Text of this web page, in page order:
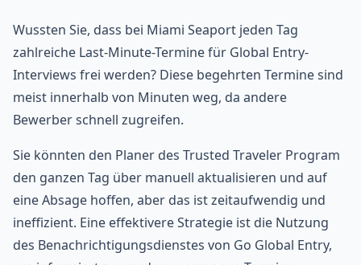
Wussten Sie, dass bei Miami Seaport jeden Tag
zahlreiche Last-Minute-Termine für Global Entry-
Interviews frei werden? Diese begehrten Termine sind
meist innerhalb von Minuten weg, da andere
Bewerber schnell zugreifen.
Sie könnten den Planer des Trusted Traveler Program
den ganzen Tag über manuell aktualisieren und auf
eine Absage hoffen, aber das ist zeitaufwendig und
ineffizient. Eine effektivere Strategie ist die Nutzung
des Benachrichtigungsdienstes von Go Global Entry,